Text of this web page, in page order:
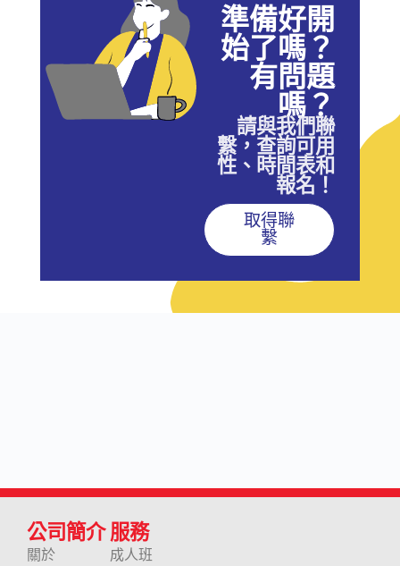
準備好開
始了嗎？
有問題
嗎？
請與我們聯
繫，查詢可用
性、時間表和
報名！
取得聯
繫
公司簡介
關於
服務
成人班